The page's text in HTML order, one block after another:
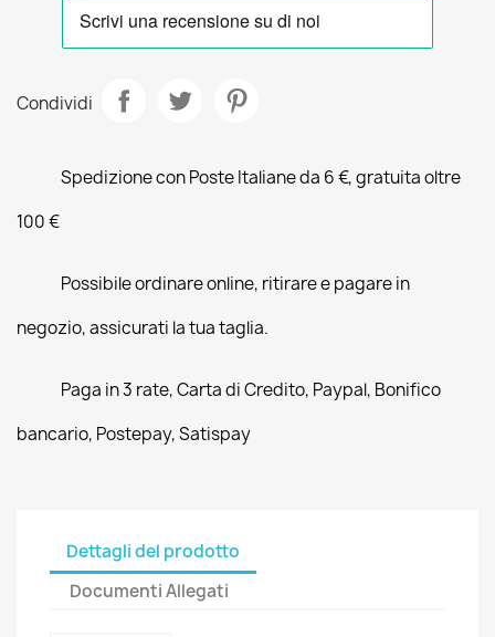
Condividi
Spedizione con Poste Italiane da 6 €, gratuita oltre
100 €
Possibile ordinare online, ritirare e pagare in
negozio, assicurati la tua taglia.
Paga in 3 rate, Carta di Credito, Paypal, Bonifico
bancario, Postepay, Satispay
Dettagli del prodotto
Documenti Allegati